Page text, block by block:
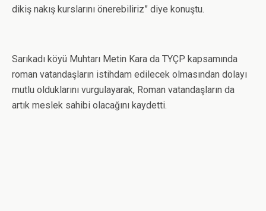
dikiş nakış kurslarını önerebiliriz” diye konuştu.
Sarıkadı köyü Muhtarı Metin Kara da TYÇP kapsamında
roman vatandaşların istihdam edilecek olmasından dolayı
mutlu olduklarını vurgulayarak, Roman vatandaşların da
artık meslek sahibi olacağını kaydetti.